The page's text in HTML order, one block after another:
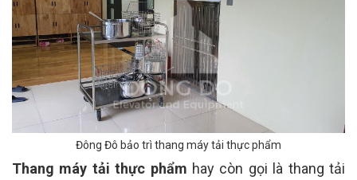
Đông Đô bảo trì thang máy tải thực phẩm
Thang máy tải thực phẩm hay còn gọi là thang tải